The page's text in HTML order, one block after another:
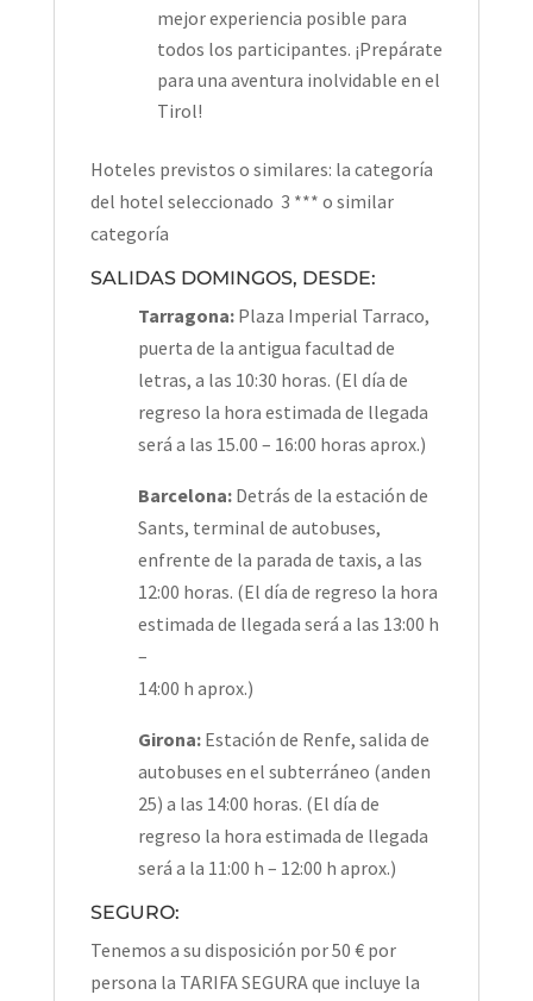
mejor experiencia posible para
todos los participantes. ¡Prepárate
para una aventura inolvidable en el
Tirol!
Hoteles previstos o similares: la categoría
del hotel seleccionado 3 *** o similar
categoría
SALIDAS DOMINGOS, DESDE:
Tarragona:Plaza Imperial Tarraco,
puerta de la antigua facultad de
letras, a las 10:30 horas. (El día de
regreso la hora estimada de llegada
será a las 15.00 – 16:00 horas aprox.)
Barcelona:Detrás de la estación de
Sants, terminal de autobuses,
enfrente de la parada de taxis, a las
12:00 horas. (El día de regreso la hora
estimada de llegada será a las 13:00 h
–
14:00 h aprox.)
Girona:Estación de Renfe, salida de
autobuses en el subterráneo (anden
25) a las 14:00 horas. (El día de
regreso la hora estimada de llegada
será a la 11:00 h – 12:00 h aprox.)
SEGURO:
Tenemos a su disposición por 50 € por
persona la TARIFA SEGURA que incluye la